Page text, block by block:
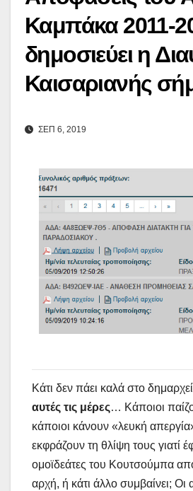
Καμπάκα 2011-
δημοσιεύει η
Καισαριανής
ΣΕΠ 6, 2019
Κάτι δεν πάει καλά στο
αυτές τις μέρες… Κάποιοι
κάποιοι κάνουν «λευκή
εκφράζουν τη θλίψη τους γιατί
ομοϊδεάτες του Κουτσούμπα
αρχή, ή κάτι άλλο συμβαίνει;